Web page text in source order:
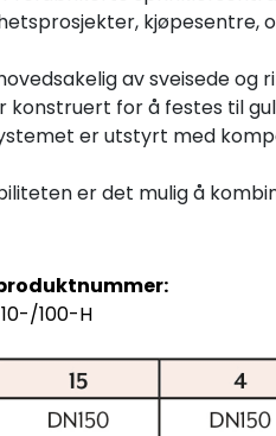
kjøpesentre,
av sveisede og
konstruert for å festes til
er utstyrt med
er det mulig å
100-H